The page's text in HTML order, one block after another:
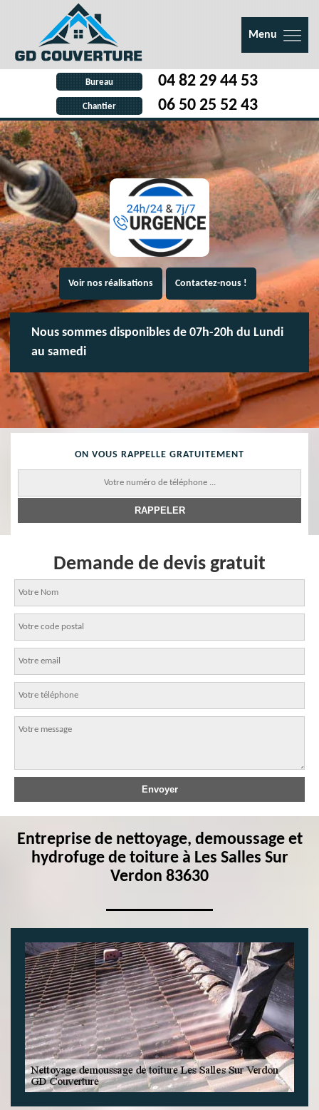
Menu
Bureau 04 82 29 44 53
Chantier 06 50 25 52 43
Voir nos réalisations Contactez-nous !
Nous sommes disponibles de 07h-20h du Lundi
au samedi
ON VOUS RAPPELLE GRATUITEMENT
Demande de devis gratuit
Entreprise de nettoyage, demoussage et
hydrofuge de toiture à Les Salles Sur
Verdon 83630